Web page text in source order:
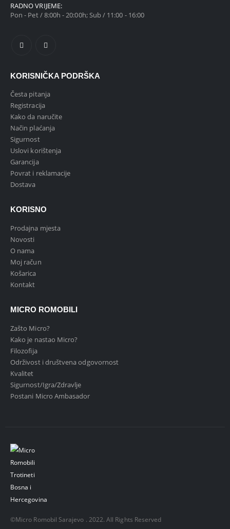
RADNO VRIJEME:
Pon - Pet / 8:00h - 20:00h; Sub / 11:00 - 16:00
KORISNIČKA PODRŠKA
Česta pitanja
Registracija
Kako da naručite
Način plaćanja
Sigurnost
Uslovi korištenja
Garancija
Povrat i reklamacije
Dostava
KORISNO
Prodajna mjesta
Novosti
O nama
Moj račun
Košarica
Kontakt
MICRO ROMOBILI
Zašto Micro?
Kako je nastao Micro?
Filozofija
Održivost i društvena odgovornost
Kvalitet
Sigurnost/Igra/Zdravlje
Postani Micro Ambasador
©Micro Romobil Sarajevo . 2022. All Rights Reserved